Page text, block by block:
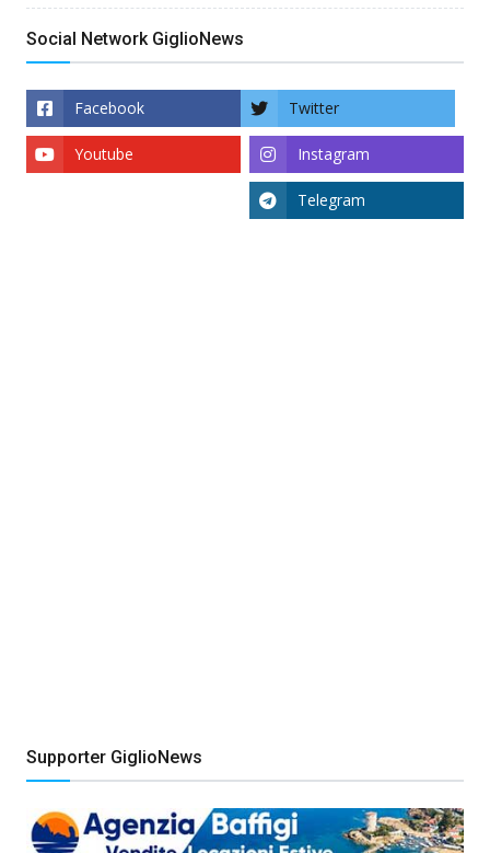
Social Network GiglioNews
Facebook Twitter
Instagram
Youtube
Telegram
Supporter GiglioNews